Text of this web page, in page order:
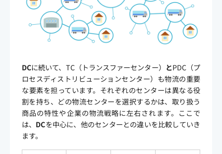
DCに続いて、TC（トランスファーセンター） とPDC（プ
ロセスディストリビューションセンター）も物流の重要
な要素を担っています。それぞれのセンターは異なる役
割を持ち、どの物流センターを選択するかは、取り扱う
商品の特性や企業の物流戦略に左右されます。ここで
は、 DCを中心に、他のセンターとの違いを比較していき
ます。